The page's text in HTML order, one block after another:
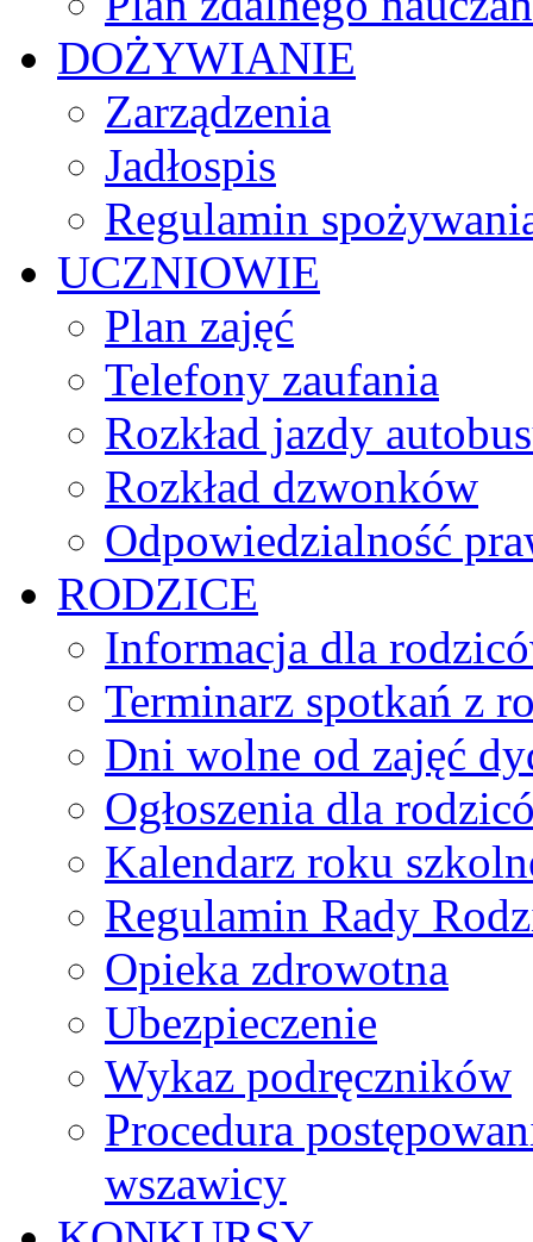
DOŻYWIANIE
Zarządzenia
Jadłospis
Regulamin
UCZNIOWIE
Plan zajęć
Telefony zaufania
Rozkład jazdy
Rozkład dzwonków
Odpowiedzialność
RODZICE
Informacja dla
Terminarz spotkań z
Dni wolne od zajęć
Ogłoszenia dla
Kalendarz roku
Regulamin Rady
Opieka zdrowotna
Ubezpieczenie
Wykaz podręczników
Procedura
wszawicy